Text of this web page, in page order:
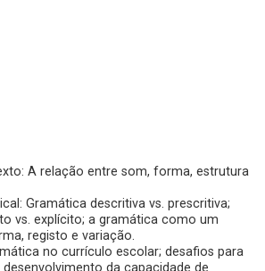
A relação entre som, forma, estrutura
Gramática descritiva vs. prescritiva;
vs. explícito; a gramática como um
registo e variação.
no currículo escolar; desafios para
da capacidade de